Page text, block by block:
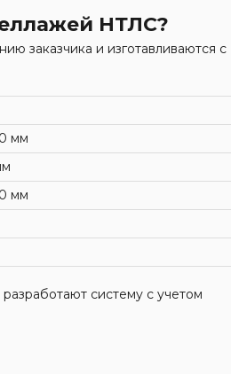
НТЛС?
заказчика и изготавливаются с
мм
мм
систему с учетом